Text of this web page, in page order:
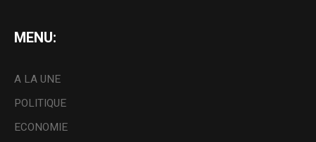
MENU:
A LA UNE
POLITIQUE
ECONOMIE